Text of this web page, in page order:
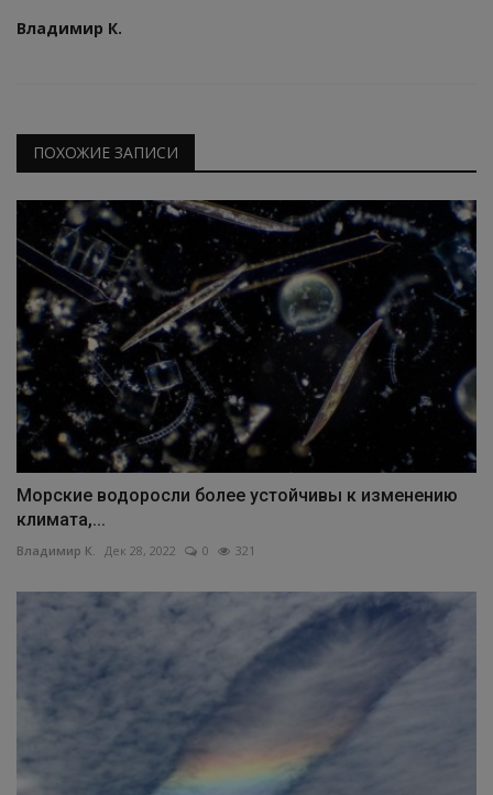
Владимир К.
ПОХОЖИЕ ЗАПИСИ
Морские водоросли более устойчивы к изменению
климата,...
Владимир К. Дек 28, 2022 0 321